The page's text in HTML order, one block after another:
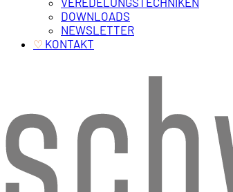
DOWNLOADS
NEWSLETTER
♡ ‎ KONTAKT